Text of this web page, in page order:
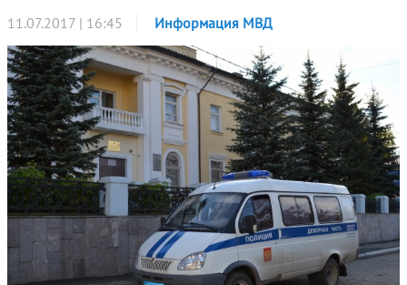
11.07.2017 | 16:45 Информация МВД